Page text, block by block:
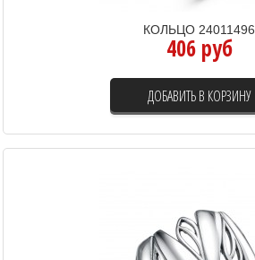
КОЛЬЦО 24011496
406 руб
ДОБАВИТЬ В КОРЗИНУ